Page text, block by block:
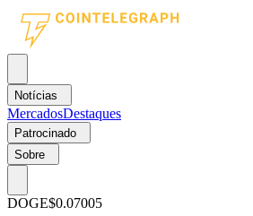
Notícias
MercadosDestaques
Patrocinado
Sobre
DOGE$0.07005